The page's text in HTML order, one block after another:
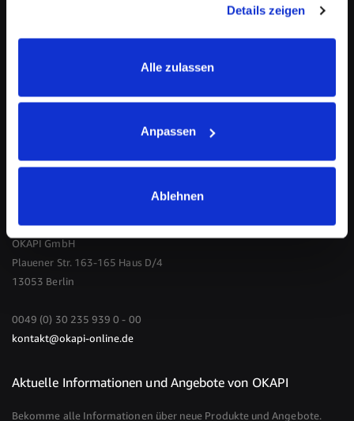
Details zeigen
Alle zulassen
Anpassen
Ablehnen
Vertrag widerrufen
OKAPI GmbH
Plauener Str. 163-165 Haus D/4
13053 Berlin
0049 (0) 30 235 939 0 - 00
kontakt@okapi-online.de
Aktuelle Informationen und Angebote von OKAPI
Bekomme alle Informationen über neue Produkte und Angebote.